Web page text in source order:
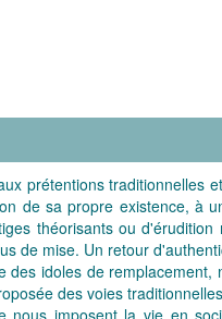
prétentions traditionnelles
de sa propre existence, à
théorisants ou
de mise. Un retour
idoles de
des voies